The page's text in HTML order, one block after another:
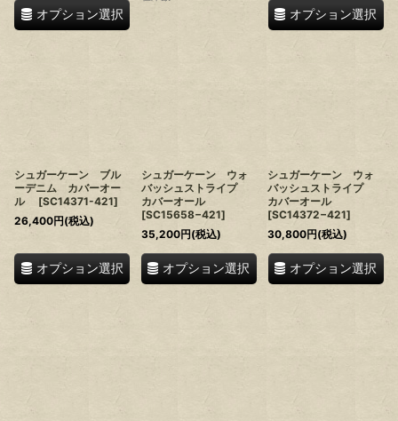
オプション選択 オプション選択
シュガーケーン ブル
ーデニム カバーオー
ル
[SC14371-421]
26,400円(税込)
オプション選択
シュガーケーン ウォ
バッシュストライプ
カバーオール
[SC15658−421]
35,200円(税込)
オプション選択
シュガーケーン ウォ
バッシュストライプ
カバーオール
[SC14372−421]
30,800円(税込)
オプション選択